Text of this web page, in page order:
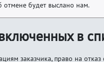
отмене будет выслано нам.
в
заказчика, право на